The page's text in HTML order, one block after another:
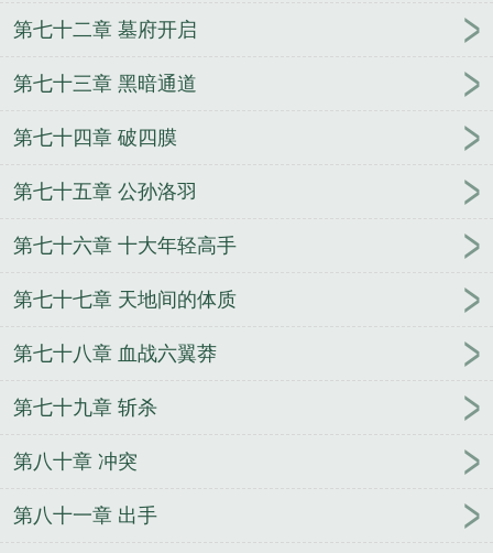
第七十二章 墓府开启
第七十三章 黑暗通道
第七十四章 破四膜
第七十五章 公孙洛羽
第七十六章 十大年轻高手
第七十七章 天地间的体质
第七十八章 血战六翼莽
第七十九章 斩杀
第八十章 冲突
第八十一章 出手